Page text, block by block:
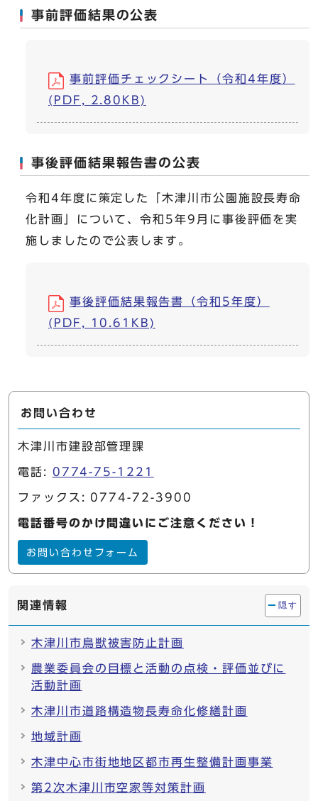
事前評価結果の公表
事前評価チェックシート（令和4年度）
(PDF, 2.80KB)
事後評価結果報告書の公表
令和4年度に策定した「木津川市公園施設長寿命
化計画」について、令和5年9月に事後評価を実
施しましたので公表します。
事後評価結果報告書（令和5年度）
(PDF, 10.61KB)
お問い合わせ
木津川市建設部管理課
電話: 0774-75-1221
ファックス: 0774-72-3900
電話番号のかけ間違いにご注意ください！
お問い合わせフォーム
関連情報 隠す
木津川市鳥獣被害防止計画
農業委員会の目標と活動の点検・評価並びに
活動計画
木津川市道路構造物長寿命化修繕計画
地域計画
木津中心市街地地区都市再生整備計画事業
第2次木津川市空家等対策計画